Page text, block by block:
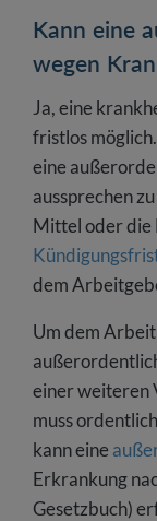
Kann eine
wegen
Ja, eine
fristlos
eine
aussprechen
Mittel oder die
dem
Um dem
einer weiteren
muss ordentlich
kann eine
Erkrankung
Gesetzbuch)